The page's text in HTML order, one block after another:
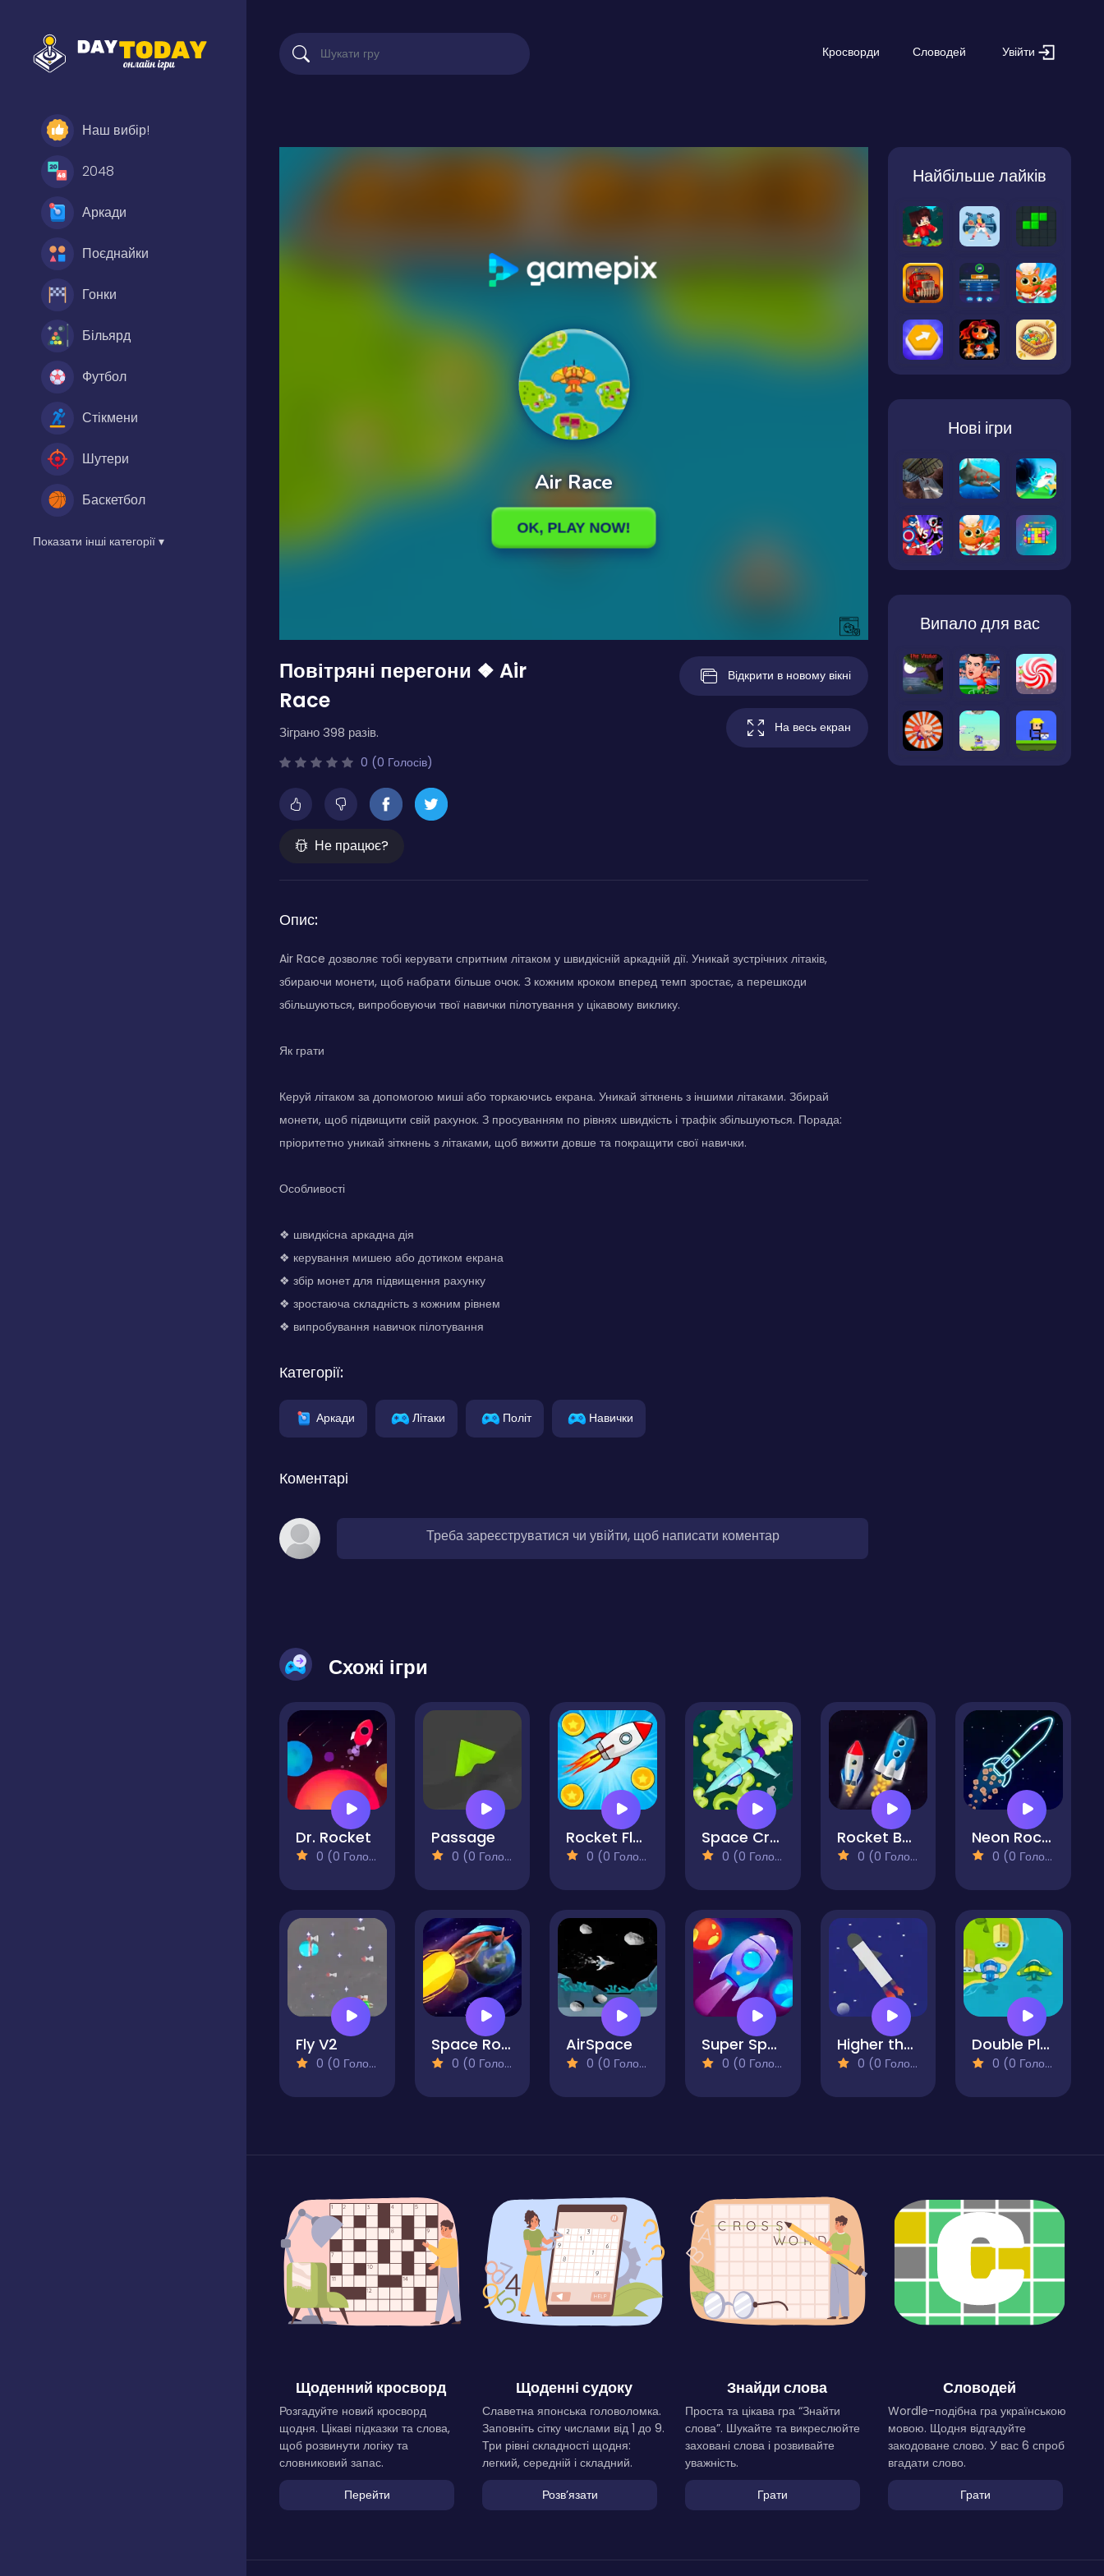
Наш вибір!
2048
Аркади
Поєднайки
Гонки
Більярд
Футбол
Стікмени
Шутери
Баскетбол
Показати інші категорії ▾
Кросворди Словодей Увійти
Повітряні перегони ❖ Air
Race
Зіграно 398 разів.
0 (0 Голосів)
Не працює?
Відкрити в новому вікні
На весь екран
Опис:
Air Race дозволяє тобі керувати спритним літаком у швидкісній аркадній дії. Уникай зустрічних літаків,
збираючи монети, щоб набрати більше очок. З кожним кроком вперед темп зростає, а перешкоди
збільшуються, випробовуючи твої навички пілотування у цікавому виклику.
Як грати
Керуй літаком за допомогою миші або торкаючись екрана. Уникай зіткнень з іншими літаками. Збирай
монети, щоб підвищити свій рахунок. З просуванням по рівнях швидкість і трафік збільшуються. Порада:
пріоритетно уникай зіткнень з літаками, щоб вижити довше та покращити свої навички.
Особливості
❖ швидкісна аркадна дія
❖ керування мишею або дотиком екрана
❖ збір монет для підвищення рахунку
❖ зростаюча складність з кожним рівнем
❖ випробування навичок пілотування
Категорії:
Аркади Літаки Політ Навички
Коментарі
Треба зареєструватися чи увійти, щоб написати коментар
Найбільше лайків
Нові ігри
Випало для вас
Схожі ігри
Dr. Rocket
0 (0 Голосів)
Passage
0 (0 Голосів)
Rocket Fly Forward
0 (0 Голосів)
Space Crash
0 (0 Голосів)
Rocket Balance
0 (0 Голосів)
Neon Rocket
0 (0 Голосів)
Fly V2
0 (0 Голосів)
Space Route
0 (0 Голосів)
AirSpace
0 (0 Голосів)
Super Space Adventure
0 (0 Голосів)
Higher than the Highest
0 (0 Голосів)
Double Plane Venture
0 (0 Голосів)
Щоденний кросворд
Розгадуйте новий кросворд
щодня. Цікаві підказки та слова,
щоб розвинути логіку та
словниковий запас.
Перейти
Щоденні судоку
Славетна японська головоломка.
Заповніть сітку числами від 1 до 9.
Три рівні складності щодня:
легкий, середній і складний.
Розвʼязати
Знайди слова
Проста та цікава гра “Знайти
слова”. Шукайте та викреслюйте
заховані слова і розвивайте
уважність.
Грати
Словодей
Wordle-подібна гра українською
мовою. Щодня відгадуйте
закодоване слово. У вас 6 спроб
вгадати слово.
Грати